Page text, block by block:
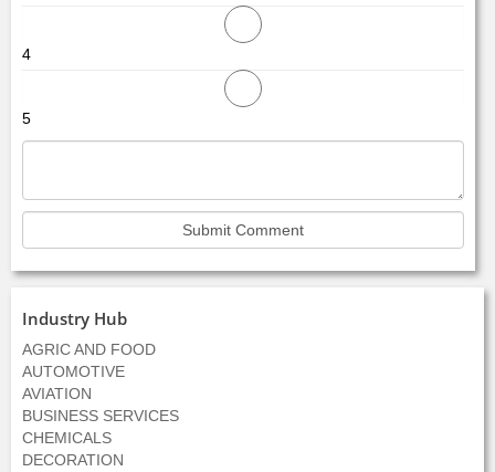
4
5
Industry Hub
AGRIC AND FOOD
AUTOMOTIVE
AVIATION
BUSINESS SERVICES
CHEMICALS
DECORATION